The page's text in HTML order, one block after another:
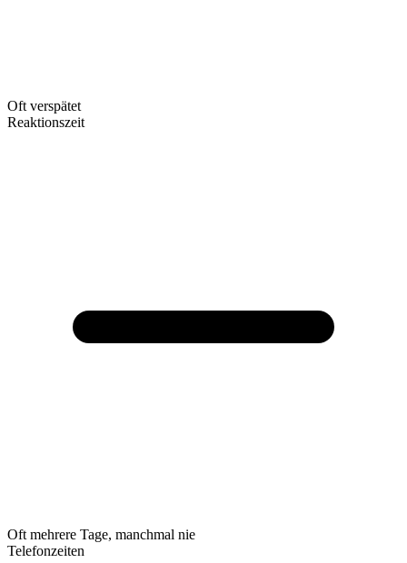
Oft verspätet
Reaktionszeit
Oft mehrere Tage, manchmal nie
Telefonzeiten